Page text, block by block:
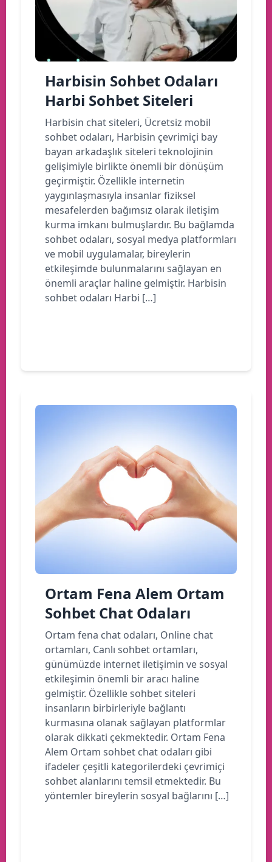
Harbisin Sohbet Odaları
Harbi Sohbet Siteleri
Harbisin chat siteleri, Ücretsiz mobil
sohbet odaları, Harbisin çevrimiçi bay
bayan arkadaşlık siteleri teknolojinin
gelişimiyle birlikte önemli bir dönüşüm
geçirmiştir. Özellikle internetin
yaygınlaşmasıyla insanlar fiziksel
mesafelerden bağımsız olarak iletişim
kurma imkanı bulmuşlardır. Bu bağlamda
sohbet odaları, sosyal medya platformları
ve mobil uygulamalar, bireylerin
etkileşimde bulunmalarını sağlayan en
önemli araçlar haline gelmiştir. Harbisin
sohbet odaları Harbi […]
Ortam Fena Alem Ortam
Sohbet Chat Odaları
Ortam fena chat odaları, Online chat
ortamları, Canlı sohbet ortamları,
günümüzde internet iletişimin ve sosyal
etkileşimin önemli bir aracı haline
gelmiştir. Özellikle sohbet siteleri
insanların birbirleriyle bağlantı
kurmasına olanak sağlayan platformlar
olarak dikkati çekmektedir. Ortam Fena
Alem Ortam sohbet chat odaları gibi
ifadeler çeşitli kategorilerdeki çevrimiçi
sohbet alanlarını temsil etmektedir. Bu
yöntemler bireylerin sosyal bağlarını […]